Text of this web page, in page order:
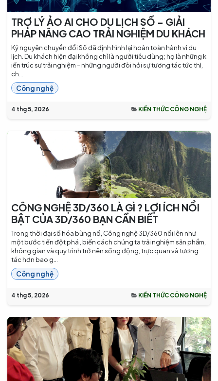
TRỢ LÝ ẢO AI CHO DU LỊCH SỐ - GIẢI
PHÁP NÂNG CAO TRẢI NGHIỆM DU KHÁCH
Kỷ nguyên chuyển đổi Số đã định hình lại hoàn toàn hành vi du
lịch. Du khách hiện đại không chỉ là người tiêu dùng; họ là những k
iến trúc sư trải nghiệm – những người đòi hỏi sự tương tác tức thì,
ch...
Công nghệ
4 thg 5, 2026 KIẾN THỨC CÔNG NGHỆ
CÔNG NGHỆ 3D/360 LÀ GÌ ? LỢI ÍCH NỔI
BẬT CỦA 3D/360 BẠN CẦN BIẾT
Trong thời đại số hóa bùng nổ, Công nghệ 3D/360 nổi lên như
một bước tiến đột phá , biến cách chúng ta trải nghiệm sản phẩm,
không gian và quy trình trở nên sống động, trực quan và tương
tác hơn bao g...
Công nghệ
4 thg 5, 2026 KIẾN THỨC CÔNG NGHỆ